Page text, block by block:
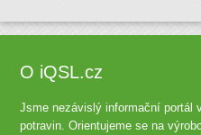
O iQSL.cz
Jsme nezávislý informační portál
potravin. Orientujeme se na